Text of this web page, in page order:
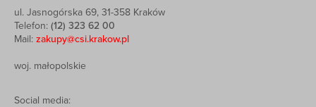
ul. Jasnogórska 69, 31-358 Kraków
Telefon: (12) 323 62 00
Mail: zakupy@csi.krakow.pl
woj. małopolskie
Social media: